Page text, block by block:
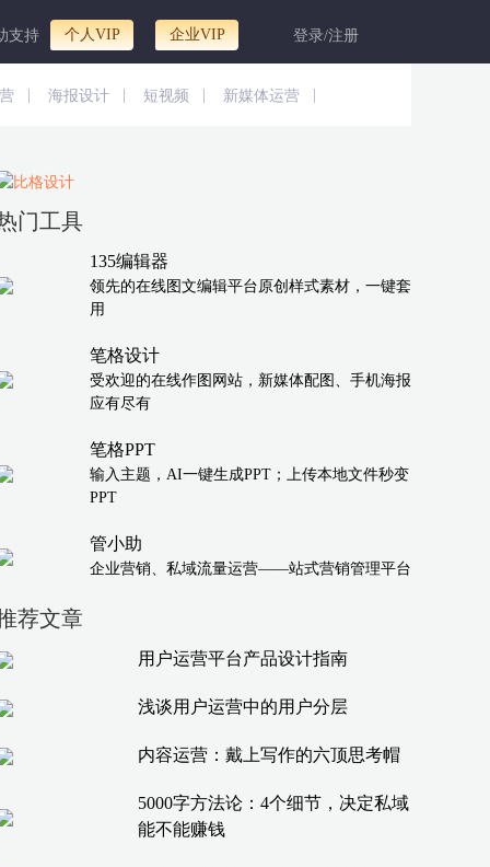
支持 个人VIP 企业VIP 登录/注册
海报设计 短视频 新媒体运营
门工具
135编辑器
领先的在线图文编辑平台原创样式素材，一键套
用
笔格设计
受欢迎的在线作图网站，新媒体配图、手机海报
应有尽有
笔格PPT
输入主题，AI一键生成PPT；上传本地文件秒变
PPT
管小助
企业营销、私域流量运营——站式营销管理平台
荐文章
用户运营平台产品设计指南
浅谈用户运营中的用户分层
内容运营：戴上写作的六顶思考帽
5000字方法论：4个细节，决定私域
能不能赚钱